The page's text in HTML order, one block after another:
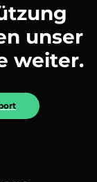
unser
weiter.